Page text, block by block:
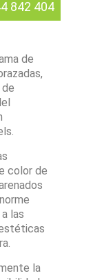
842 404
de
color de
las
la